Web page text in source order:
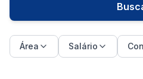
Área Salário